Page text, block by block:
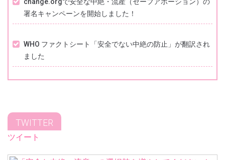
署名キャンペーンを開始しました！
WHO ファクトシート「安全でない中絶の防止」が翻訳され
ました
TWITTER
ツイート